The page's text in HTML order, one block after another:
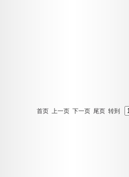
首页 上一页 下一页 尾页 转到